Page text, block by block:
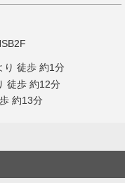
り 徒歩 約1分
徒歩 約12分
約13分